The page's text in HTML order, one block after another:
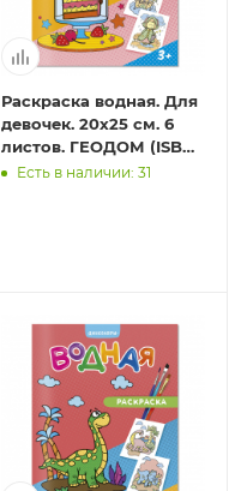
Раскраска водная. Для
девочек. 20х25 см. 6
листов. ГЕОДОМ (ISBN
нет)Есть в наличии: 31